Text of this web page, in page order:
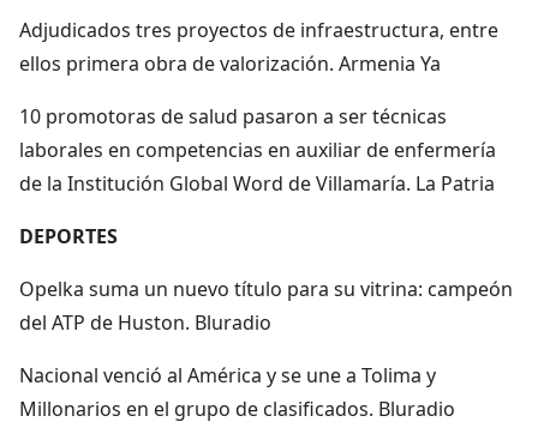
Adjudicados tres proyectos de infraestructura, entre
ellos primera obra de valorización. Armenia Ya
10 promotoras de salud pasaron a ser técnicas
laborales en competencias en auxiliar de enfermería
de la Institución Global Word de Villamaría. La Patria
DEPORTES
Opelka suma un nuevo título para su vitrina: campeón
del ATP de Huston. Bluradio
Nacional venció al América y se une a Tolima y
Millonarios en el grupo de clasificados. Bluradio